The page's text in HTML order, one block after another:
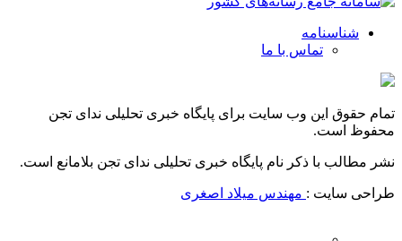
شناسنامه
تماس با ما
تمام حقوق این وب سایت برای پایگاه خبری تحلیلی ندای تجن
محفوظ است.
نشر مطالب با ذکر نام پایگاه خبری تحلیلی ندای تجن بلامانع است.
طراحی سایت : مهندس میلاد اصغری